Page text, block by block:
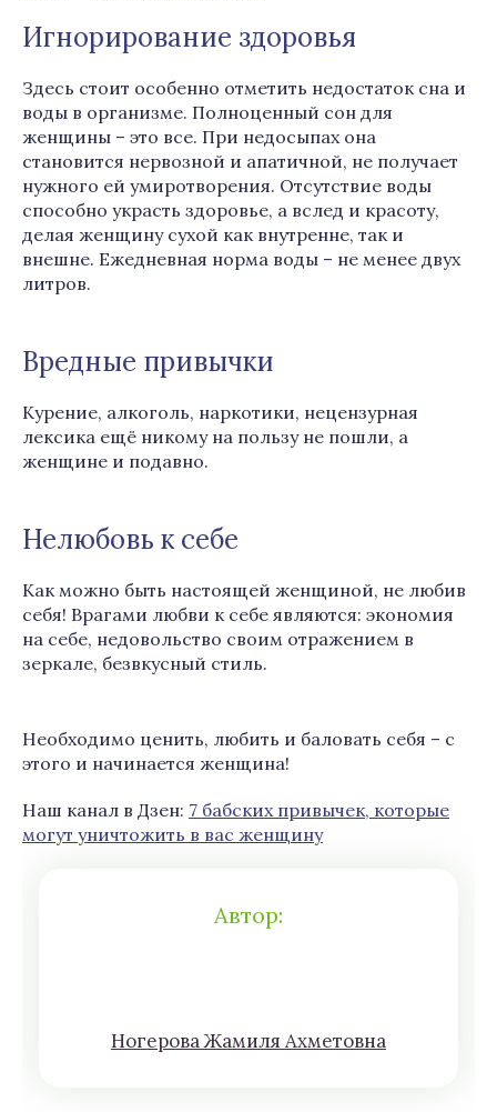
Игнорирование здоровья
Здесь стоит особенно отметить недостаток сна и
воды в организме. Полноценный сон для
женщины – это все. При недосыпах она
становится нервозной и апатичной, не получает
нужного ей умиротворения. Отсутствие воды
способно украсть здоровье, а вслед и красоту,
делая женщину сухой как внутренне, так и
внешне. Ежедневная норма воды – не менее двух
литров.
Вредные привычки
Курение, алкоголь, наркотики, нецензурная
лексика ещё никому на пользу не пошли, а
женщине и подавно.
Нелюбовь к себе
Как можно быть настоящей женщиной, не любив
себя! Врагами любви к себе являются: экономия
на себе, недовольство своим отражением в
зеркале, безвкусный стиль.
Необходимо ценить, любить и баловать себя – с
этого и начинается женщина!
Наш канал в Дзен: 7 бабских привычек, которые
могут уничтожить в вас женщину
Автор:
Нoгeрова Жaмиля Aхмeтoвна